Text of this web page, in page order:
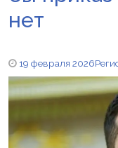
нет
19 февраля 2026